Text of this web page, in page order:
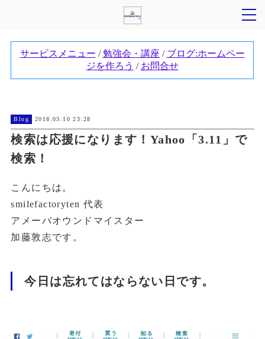
Blog 2018.03.10 23:28
検索は応援になります！Yahoo「3.11」で
検索！
こんにちは。
smilefactoryten 代表
アメーバオウンドマイスター
加藤敦志です。
今日は忘れてはならない日です。